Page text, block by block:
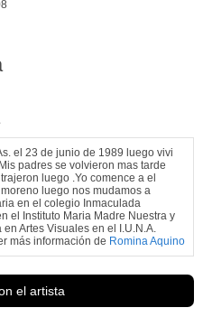
el 23 de junio de 1989 luego vivi
padres se volvieron mas tarde
luego .Yo comence a el
luego nos mudamos a
en el colegio Inmaculada
el Instituto Maria Madre Nuestra y
Artes Visuales en el I.U.N.A.
más información de Romina Aquino
el artista